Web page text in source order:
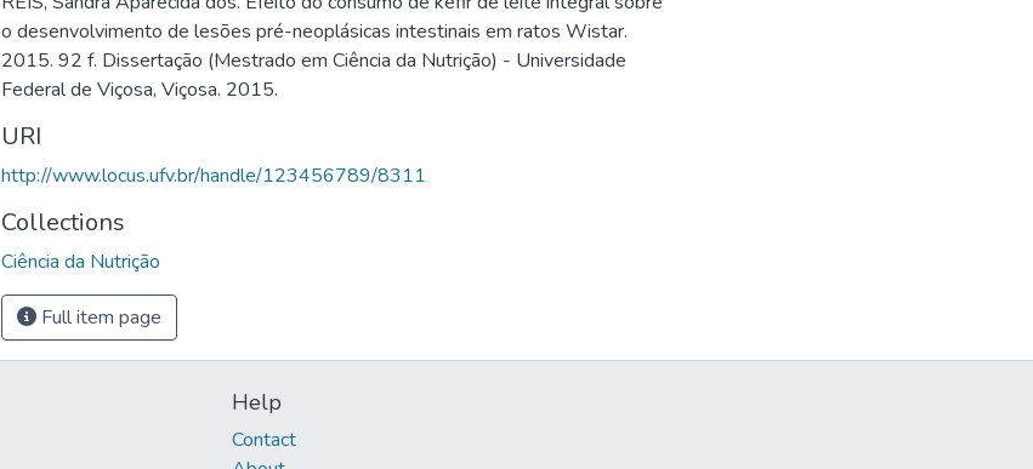
o desenvolvimento de lesões pré-neoplásicas intestinais em ratos Wistar.
2015. 92 f. Dissertação (Mestrado em Ciência da Nutrição) - Universidade
Federal de Viçosa, Viçosa. 2015.
URI
http://www.locus.ufv.br/handle/123456789/8311
Collections
Ciência da Nutrição
Full item page
Help
Contact